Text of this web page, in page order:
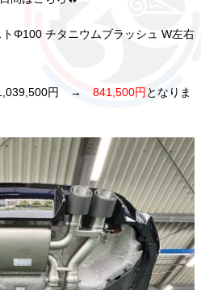
Φ100 チタニウムブラッシュ W左右
1,039,500円 → 841,500円となりま